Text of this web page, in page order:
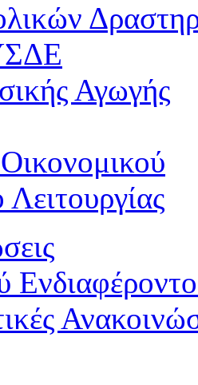
Αγωγής